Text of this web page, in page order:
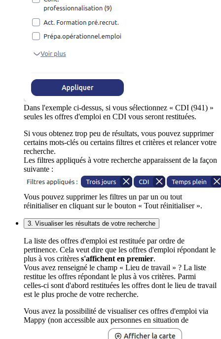
Dans l'exemple ci-dessus, si vous sélectionnez « CDI (941) »
seules les offres d'emploi en CDI vous seront restituées.
Si vous obtenez trop peu de résultats, vous pouvez supprimer
certains mots-clés ou certains filtres et critères et relancer votre
recherche.
Les filtres appliqués à votre recherche apparaissent de la façon
suivante :
Vous pouvez supprimer les filtres un par un ou tout
réinitialiser en cliquant sur le bouton « Tout réinitialiser ».
3. Visualiser les résultats de votre recherche
La liste des offres d'emploi est restituée par ordre de
pertinence. Cela veut dire que les offres d'emploi répondant le
plus à vos critères s'affichent en premier.
Vous avez renseigné le champ « Lieu de travail » ? La liste
restitue les offres répondant le plus à vos critères. Parmi
celles-ci sont d'abord restituées les offres dont le lieu de travail
est le plus proche de votre recherche.
Vous avez la possibilité de visualiser ces offres d'emploi via
Mappy (non accessible aux personnes en situation de